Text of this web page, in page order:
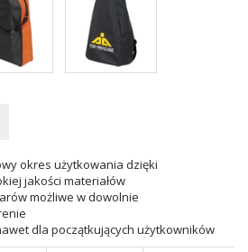
okres użytkowania dzięki
jakości materiałów
możliwe w dowolnie
dla początkujących użytkowników